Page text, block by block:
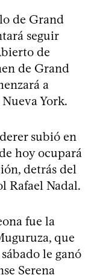
de Grand
seguir
de
de Grand
a
York.
subió en
hoy ocupará
detrás del
Rafael Nadal.
fue la
que
le ganó
Serena